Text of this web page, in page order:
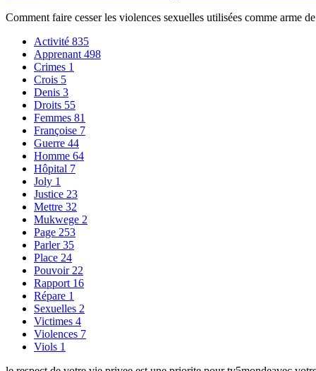
Comment faire cesser les violences sexuelles utilisées comme arme
Activité 835
Apprenant 498
Crimes 1
Crois 5
Denis 3
Droits 55
Femmes 81
Françoise 7
Guerre 44
Homme 64
Hôpital 7
Joly 1
Justice 23
Mettre 32
Mukwege 2
Page 253
Parler35
Place 24
Pouvoir 22
Rapport 16
Répare 1
Sexuelles 2
Victimes 4
Violences 7
Viols 1